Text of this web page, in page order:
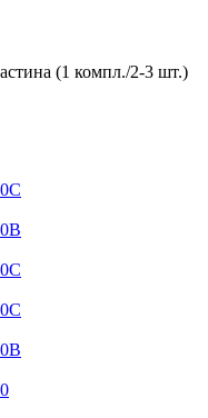
(1 компл./2-3 шт.)